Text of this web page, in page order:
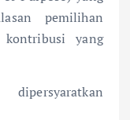
pemilihan
yang